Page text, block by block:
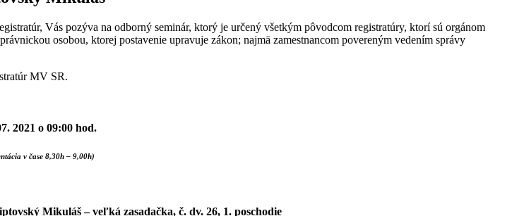
Vás pozýva na odborný seminár, ktorý je určený všetkým pôvodcom registratúry, ktorí sú orgánom
osobou, ktorej postavenie upravuje zákon; najmä zamestnancom povereným vedením správy
MV SR.
2021 o 09:00 hod.
v čase 8,30h – 9,00h)
Mikuláš– veľká zasadačka, č. dv. 26, 1. poschodie